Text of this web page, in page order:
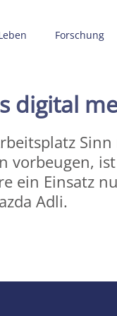
Forschung
digital
vorbeugen,
ein Einsatz
Adli.